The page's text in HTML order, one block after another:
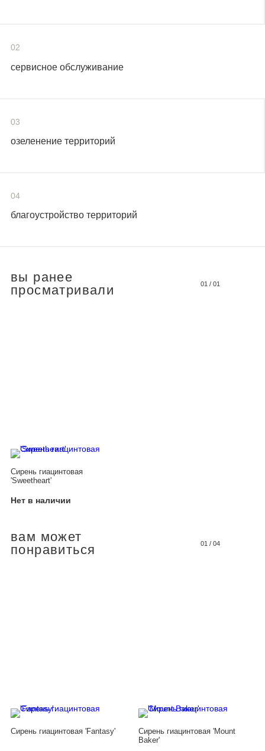
02
сервисное обслуживание
03
озеленение территорий
04
благоустройство территорий
вы ранее
просматривали
01 / 01
Сирень гиацинтовая
'Sweetheart'
Нет в наличии
вам может
понравиться
01 / 04
Сирень гиацинтовая 'Fantasy'
Сирень гиацинтовая 'Mount
Baker'